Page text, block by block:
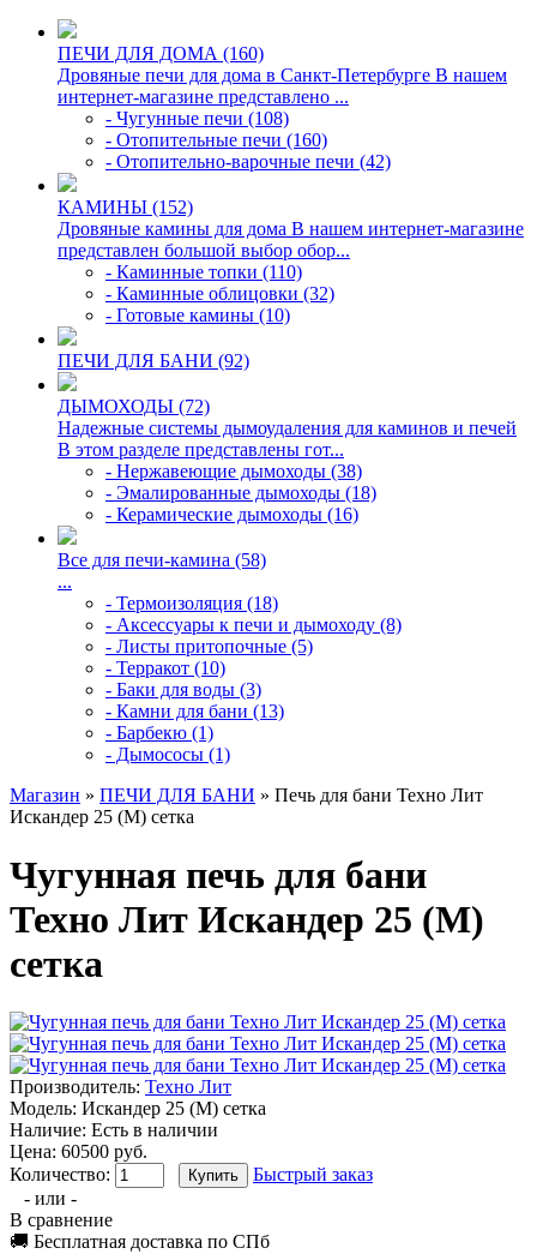
ПЕЧИ ДЛЯ ДОМА (160)
Дровяные печи для дома в Санкт-Петербурге В нашем
интернет-магазине представлено ...
- Чугунные печи (108)
- Отопительные печи (160)
- Отопительно-варочные печи (42)
КАМИНЫ (152)
Дровяные камины для дома В нашем интернет-магазине
представлен большой выбор обор...
- Каминные топки (110)
- Каминные облицовки (32)
- Готовые камины (10)
ПЕЧИ ДЛЯ БАНИ (92)
ДЫМОХОДЫ (72)
Надежные системы дымоудаления для каминов и печей
В этом разделе представлены гот...
- Нержавеющие дымоходы (38)
- Эмалированные дымоходы (18)
- Керамические дымоходы (16)
Все для печи-камина (58)
...
- Термоизоляция (18)
- Аксессуары к печи и дымоходу (8)
- Листы притопочные (5)
- Терракот (10)
- Баки для воды (3)
- Камни для бани (13)
- Барбекю (1)
- Дымососы (1)
Магазин » ПЕЧИ ДЛЯ БАНИ » Печь для бани Техно Лит
Искандер 25 (М) сетка
Чугунная печь для бани
Техно Лит Искандер 25 (М)
сетка
Производитель: Техно Лит
Модель: Искандер 25 (М) сетка
Наличие: Есть в наличии
Цена: 60500 руб.
Количество:
Быстрый заказ
- или -
В сравнение
🚚 Бесплатная доставка по СПб